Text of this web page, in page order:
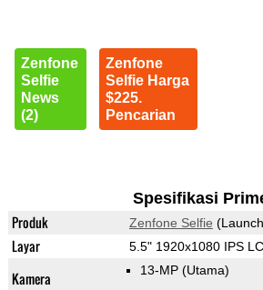
Zenfone
Selfie
News
(2)
Zenfone
Selfie Harga
$225.
Pencarian
Spesifikasi
Produk Zenfone Selfie
Layar 5.5" 1920x1080 IPS
Kamera 13-MP (Utama)